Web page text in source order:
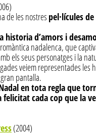
de les nostres pel·lícules
historia d’amors i
nadalenca, que
els seus personatges i la
veiem representades les
pantalla.
en tota regla que
felicitat cada cop que la
(2004)